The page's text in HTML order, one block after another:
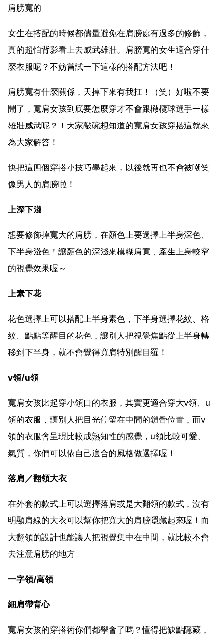
肩膀寬的
女生在搭配的時候都儘量避免在肩膀處有過多的修飾，
真的超怕背影看上去威武雄壯。肩膀寬的女生適合穿什
麼衣服呢？不妨嘗試一下這樣的搭配方法吧！
肩膀寬有什麼關係，天掉下來有我扛！（笑）好啦不要
鬧了，寬肩女孩到底要怎麼穿才不會跟橄欖球選手一樣
雄壯威武呢？！大家敲碗想知道的寬肩女孩穿搭這就來
為大家解答！
快把這四個穿搭小技巧學起來，以後就再也不會被嘲笑
像男人的肩膀啦！
上深下淺
想要修飾掉寬大的肩膀，在顏色上要選擇上半身深色、
下半身淺色！讓顏色的深淺來模糊肩寬，產生上身較窄
的視覺效果喔～
上素下花
花色選擇上可以搭配上半身素色，下半身選擇花紋、格
紋、點點等醒目的花色，讓別人把視覺焦點從上半身轉
移到下半身，就不會覺得寬肩特別醒目羅！
v領/u領
寬肩女孩比起穿小領口的衣服，其實更適合穿大v領、u
領的衣服，讓別人把目光停留在中間的鎖骨位置，而v
領的衣服會呈現比較成熟知性的感覺，u領比較可愛、
氣質，你們可以依自己適合的風格做選擇喔！
落肩／翻領大衣
在外套的款式上可以選擇落肩或是大翻領的款式，沒有
明顯肩線的大衣可以幫你把寬大的肩膀隱藏起來喔！而
大翻領的設計也能讓人把視覺集中在中間，就比較不會
去注意肩膀的地方
一字領/高領
細肩帶背心
寬肩女孩的穿搭術你們都學會了嗎？懂得把缺點隱藏，